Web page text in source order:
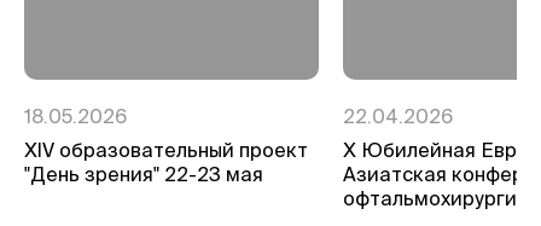
18.05.2026
ХIV образовательный проект
"День зрения" 22-23 мая
22.04.2026
Х Юбилейная Евро-
Азиатская
офтальмохирургии